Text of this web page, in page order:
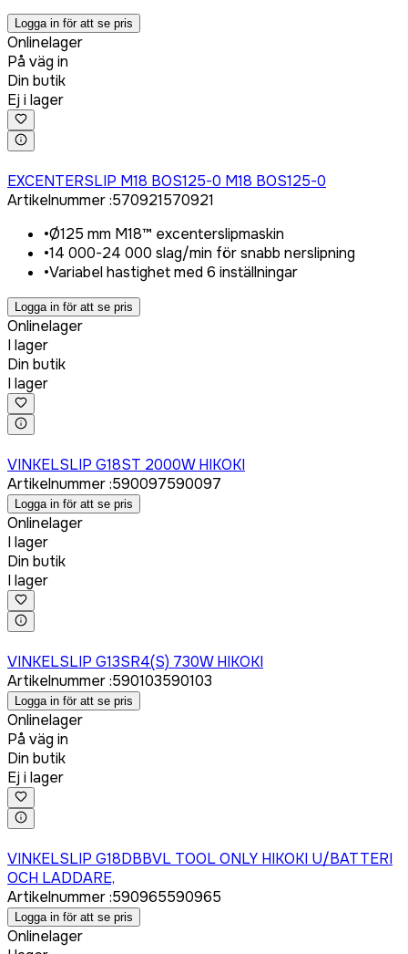
Logga in för att se pris
Onlinelager
På väg in
Din butik
Ej i lager
EXCENTERSLIP M18 BOS125-0 M18 BOS125-0
Artikelnummer:570921570921
•Ø125 mm M18™ excenterslipmaskin
•14 000-24 000 slag/min för snabb nerslipning
•Variabel hastighet med 6 inställningar
Logga in för att se pris
Onlinelager
I lager
Din butik
I lager
VINKELSLIP G18ST 2000W HIKOKI
Artikelnummer:590097590097
Logga in för att se pris
Onlinelager
I lager
Din butik
I lager
VINKELSLIP G13SR4(S) 730W HIKOKI
Artikelnummer:590103590103
Logga in för att se pris
Onlinelager
På väg in
Din butik
Ej i lager
VINKELSLIP G18DBBVL TOOL ONLY HIKOKI U/BATTERI
OCH LADDARE,
Artikelnummer:590965590965
Logga in för att se pris
Onlinelager